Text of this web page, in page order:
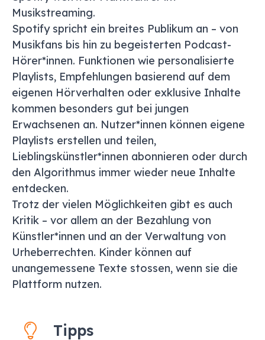
Musikstreaming.
Spotify spricht ein breites Publikum an – von
Musikfans bis hin zu begeisterten Podcast-
Hörer*innen. Funktionen wie personalisierte
Playlists, Empfehlungen basierend auf dem
eigenen Hörverhalten oder exklusive Inhalte
kommen besonders gut bei jungen
Erwachsenen an. Nutzer*innen können eigene
Playlists erstellen und teilen,
Lieblingskünstler*innen abonnieren oder durch
den Algorithmus immer wieder neue Inhalte
entdecken.
Trotz der vielen Möglichkeiten gibt es auch
Kritik – vor allem an der Bezahlung von
Künstler*innen und an der Verwaltung von
Urheberrechten. Kinder können auf
unangemessene Texte stossen, wenn sie die
Plattform nutzen.
Tipps